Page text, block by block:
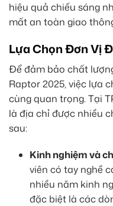
hiệu quả chiếu sáng
mất an toàn giao
Lựa Chọn Đơn Vị
Để đảm bảo chất
Raptor 2025, việc lựa
cùng quan trọng. Tại
là địa chỉ được nhiều
sau:
Kinh nghiệm và
viên có tay nghề
nhiều năm kinh
đặc biệt là các